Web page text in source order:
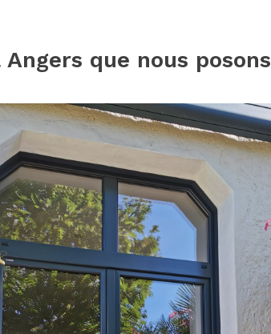
que nous posons